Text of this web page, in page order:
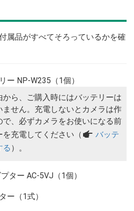
属品がすべてそろっているかを確
ー NP-W235（1個）
から、ご購入時にはバッテリーは
ません。充電しないとカメラは作
で、必ずカメラをお使いになる前
を充電してください（ a バッテ
る ）。
ター AC-5VJ（1個）
ー（1式）